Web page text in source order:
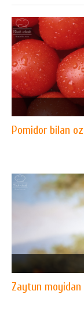
Pomidor bilan
Zaytun